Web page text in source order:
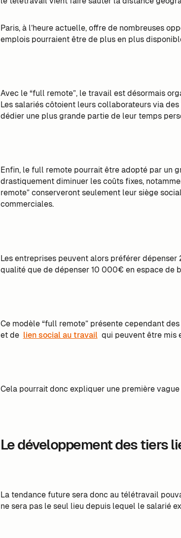
Paris, à l’heure actuelle, offre de nombreuses
emplois pourraient être de plus en plus
Avec le “full remote”, le travail est désormais
Les salariés côtoient leurs collaborateurs via
dédier une plus grande partie de leur temps
Enfin, le full remote pourrait être adopté par un
drastiquement diminuer les coûts fixes,
remote” conserveront seulement leur siège
commerciales.
Les entreprises peuvent alors préférer
qualité que de dépenser 10 000€ en espace de
Ce modèle “full remote” présente cependant
et de lien social au travail qui peuvent être mis
Cela pourrait donc expliquer une première
Le développement des tiers
La tendance future sera donc au télétravail
ne sera pas le seul lieu depuis lequel le salarié